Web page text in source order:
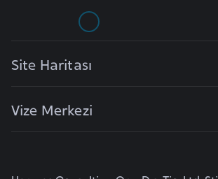
Site Haritası
Vize Merkezi
e
C